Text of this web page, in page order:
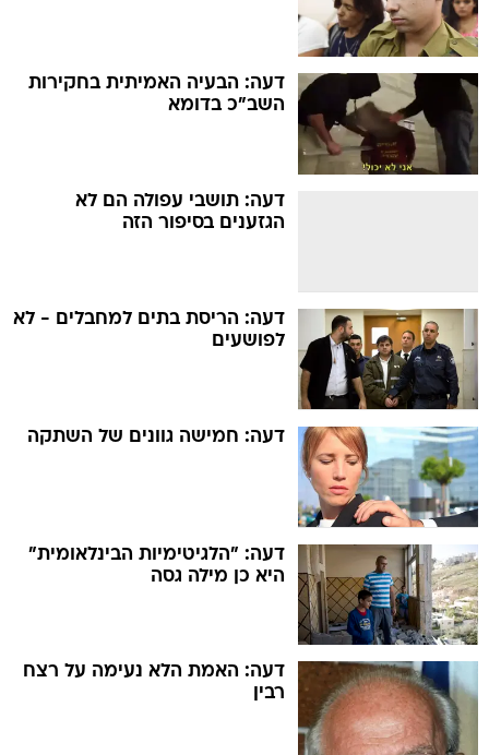
דעה: הבעיה האמיתית בחקירות
השב"כ בדומא
דעה: תושבי עפולה הם לא
הגזענים בסיפור הזה
דעה: הריסת בתים למחבלים - לא
לפושעים
דעה: חמישה גוונים של השתקה
דעה: "הלגיטימיות הבינלאומית"
היא כן מילה גסה
דעה: האמת הלא נעימה על רצח
רבין